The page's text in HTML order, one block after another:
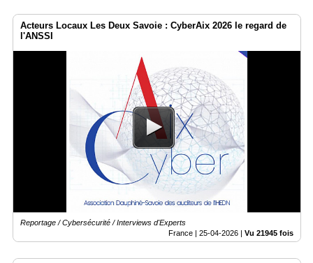
Acteurs Locaux Les Deux Savoie : CyberAix 2026 le regard de
l'ANSSI
Reportage / Cybersécurité / Interviews d'Experts
France | 25-04-2026 | Vu 21945 fois